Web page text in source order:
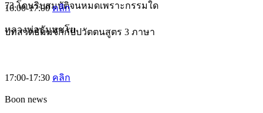
73 โดนริบสมบัติจนหมดเพราะกรรมใด
หลวงพ่อธัมมชโย
16:00-17:00คลิก
บทสวดธัมมจักกัปปวัตตนสูตร 3 ภาษา
17:00-17:30 คลิก
Boon news